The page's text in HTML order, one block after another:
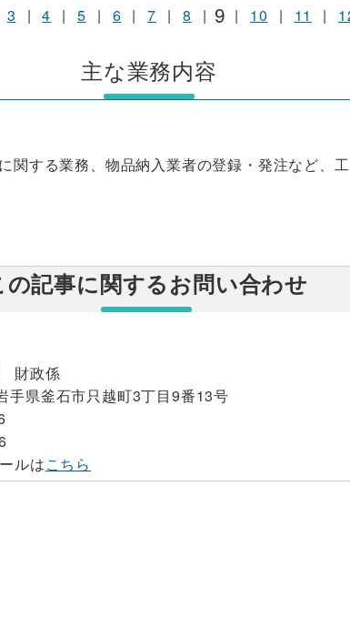
3 | 4 | 5 | 6 | 7 | 8 | 9 | 10 | 11 |
主な業務内容
関する業務、物品納入業者の登録・発注など、
の記事に関するお問い合わせ
財政係
手県釜石市只越町3丁目9番13号
ルはこちら